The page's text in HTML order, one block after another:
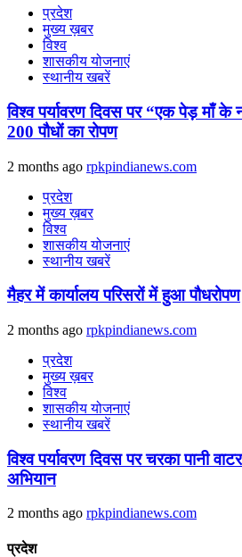
प्रदेश
मुख्य ख़बर
विश्व
शासकीय योजनाएं
स्थानीय खबरें
विश्व पर्यावरण दिवस पर “एक पेड़ माँ
200 पौधों का रोपण
2 months ago rpkpindianews.com
प्रदेश
मुख्य ख़बर
विश्व
शासकीय योजनाएं
स्थानीय खबरें
मैहर में कार्यालय परिसरों में हुआ पौधरोपण
2 months ago rpkpindianews.com
प्रदेश
मुख्य ख़बर
विश्व
शासकीय योजनाएं
स्थानीय खबरें
विश्व पर्यावरण दिवस पर चरका पानी
अभियान
2 months ago rpkpindianews.com
प्रदेश